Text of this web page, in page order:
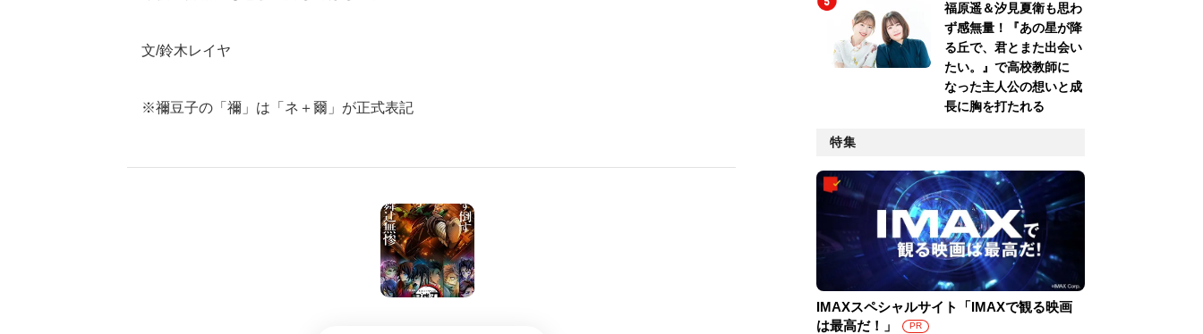
文/鈴木レイヤ
※禰豆子の「禰」は「ネ＋爾」が正式表記
福原遥＆汐見夏衛も思わ
ず感無量！『あの星が降
る丘で、君とまた出会い
たい。』で高校教師に
なった主人公の想いと成
長に胸を打たれる
特集
IMAXスペシャルサイト「IMAXで観る映画
は最高だ！」
PR